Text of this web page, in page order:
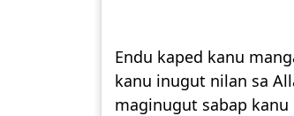
Endu kaped kanu
kanu inugut nilan sa
maginugut sabap